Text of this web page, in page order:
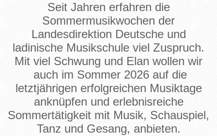
Seit Jahren erfahren die
Sommermusikwochen der
Landesdirektion Deutsche und
ladinische Musikschule viel Zuspruch.
Mit viel Schwung und Elan wollen wir
auch im Sommer 2026 auf die
letztjährigen erfolgreichen Musiktage
anknüpfen und erlebnisreiche
Sommertätigkeit mit Musik, Schauspiel,
Tanz und Gesang, anbieten.